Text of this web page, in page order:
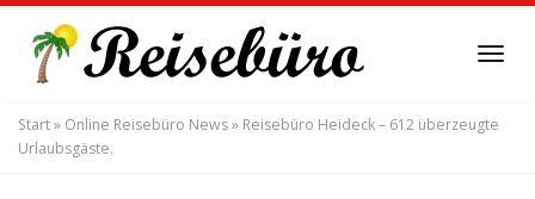
main
content
Start» Online Reisebüro News» Reisebüro Heideck – 612 überzeugte
Urlaubsgäste.